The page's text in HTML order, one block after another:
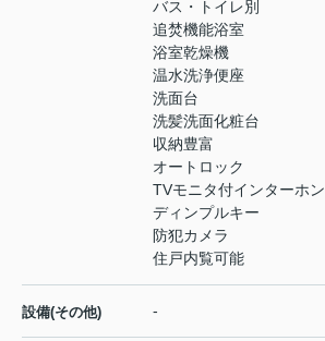
バス・トイレ別
追焚機能浴室
浴室乾燥機
温水洗浄便座
洗面台
洗髪洗面化粧台
収納豊富
オートロック
TVモニタ付インターホン
ディンプルキー
防犯カメラ
住戸内覧可能
設備(その他) -